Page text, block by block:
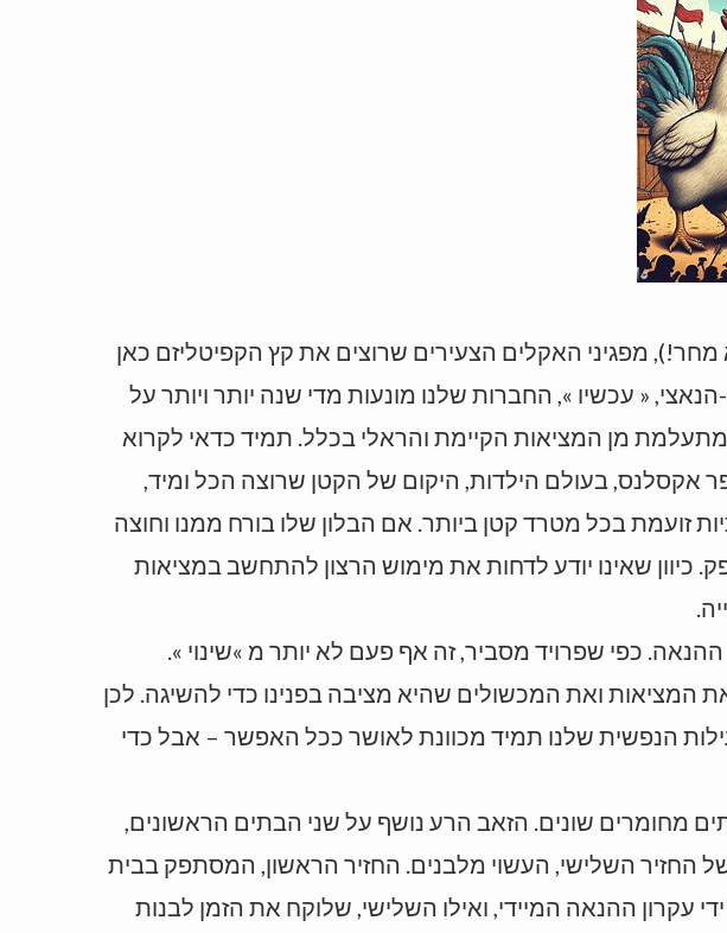
מפגיני האקלים הצעירים שרוצים את קץ הקפיטליזם כאן
« עכשיו », החברות שלנו מונעות מדי שנה יותר ויותר על
מתעלמת מן המציאות הקיימת והראלי בכלל. תמיד כדאי לקרוא
אקסלנס, בעולם הילדות, היקום של הקטן שרוצה הכל ומיד,
זועמת בכל מטרד קטן ביותר. אם הבלון שלו בורח ממנו וחוצה
אותו בלי להיכשל, גם אם משאית 15 טון נראה באופק. כיוון שאינו יודע לדחות את מימוש הרצון להתחשב במציאות
כפי שפרויד מסביר, זה אף פעם לא יותר מ »שינוי ».
המציאות ואת המכשולים שהיא מציבה בפנינו כדי להשיגה. לכן
הנפשית שלנו תמיד מכוונת לאושר ככל האפשר – אבל כדי
מחומרים שונים. הזאב הרע נושף על שני הבתים הראשונים,
החזיר השלישי, העשוי מלבנים. החזיר הראשון, המסתפק בבית
ההנאה המיידי, ואילו השלישי, שלוקח את הזמן לבנות